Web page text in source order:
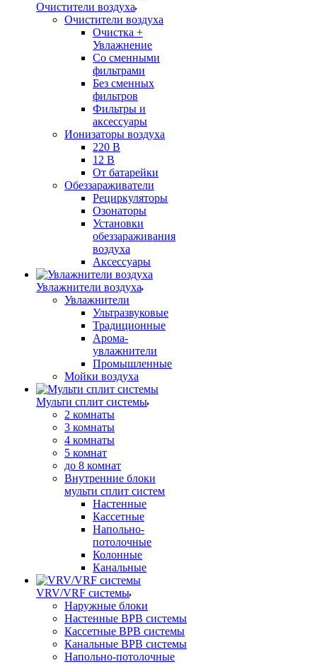
Очистители воздуха
Очистители воздуха
Очистка +
Увлажнение
Cо сменными
фильтрами
Без сменных
фильтров
Фильтры и
аксессуары
Ионизаторы воздуха
220 В
12 В
От батарейки
Обеззараживатели
Рециркуляторы
Озонаторы
Установки
обеззараживания
воздуха
Аксессуары
Увлажнители воздуха
Увлажнители
Ультразвуковые
Традиционные
Арома-
увлажнители
Промышленные
Мойки воздуха
Мульти сплит системы
2 комнаты
3 комнаты
4 комнаты
5 комнат
до 8 комнат
Внутренние блоки
мульти сплит систем
Настенные
Кассетные
Напольно-
потолочные
Колонные
Канальные
VRV/VRF системы
Наружные блоки
Настенные ВРВ системы
Кассетные ВРВ системы
Канальные ВРВ системы
Напольно-потолочные